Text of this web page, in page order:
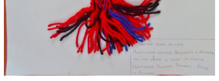
Магията на занаята оживя в детската работилница на майстор
Цвети Терзиева
Децата и
възрастните се потопиха в
магията на художественото
плетиво в работилницата на